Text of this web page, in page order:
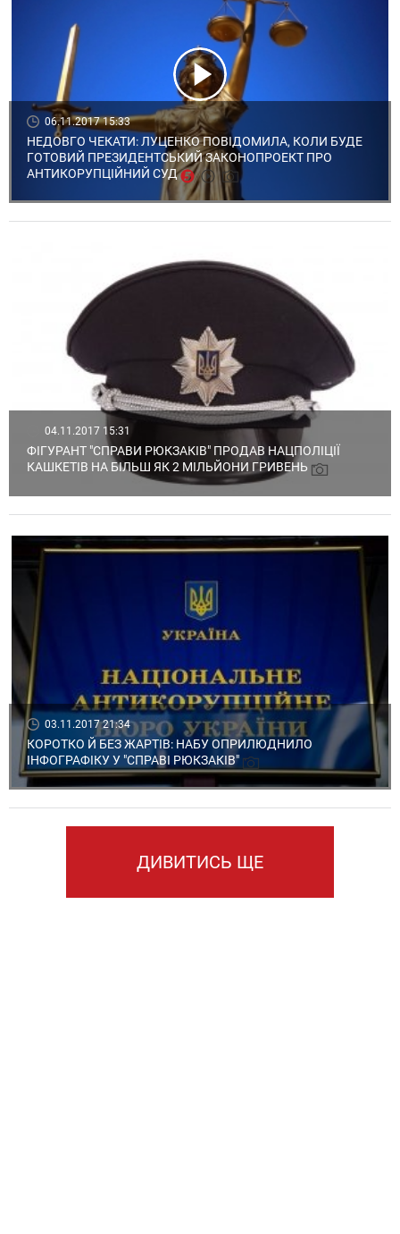
06.11.2017 15:33
НЕДОВГО ЧЕКАТИ: ЛУЦЕНКО ПОВІДОМИЛА, КОЛИ БУДЕ
ГОТОВИЙ ПРЕЗИДЕНТСЬКИЙ ЗАКОНОПРОЕКТ ПРО
АНТИКОРУПЦІЙНИЙ СУД
04.11.2017 15:31
ФІГУРАНТ "СПРАВИ РЮКЗАКІВ" ПРОДАВ НАЦПОЛІЦІЇ
КАШКЕТІВ НА БІЛЬШ ЯК 2 МІЛЬЙОНИ ГРИВЕНЬ
03.11.2017 21:34
КОРОТКО Й БЕЗ ЖАРТІВ: НАБУ ОПРИЛЮДНИЛО
ІНФОГРАФІКУ У "СПРАВІ РЮКЗАКІВ"
ДИВИТИСЬ ЩЕ